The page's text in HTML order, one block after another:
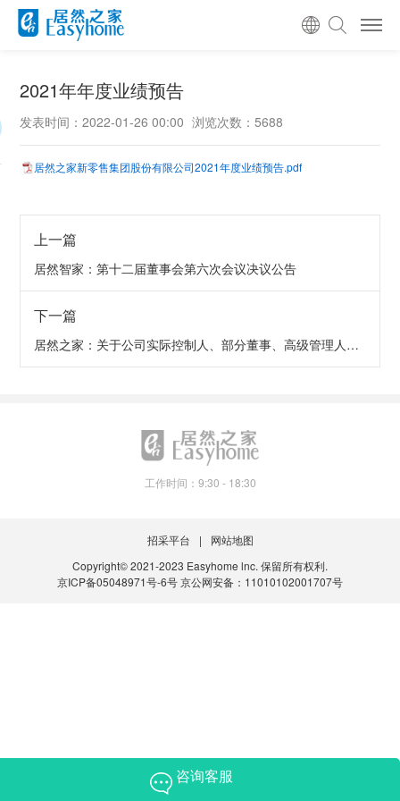
2021年年度业绩预告
发表时间：2022-01-26 00:00 浏览次数：5688
居然之家新零售集团股份有限公司2021年度业绩预告.pdf
上一篇
居然智家：第十二届董事会第六次会议决议公告
下一篇
居然之家：关于公司实际控制人、部分董事、高级管理人员增持公司股份计划实施完毕暨增持结果的公告
工作时间：9:30 - 18:30
招采平台
网站地图
Copyright© 2021-2023 Easyhome lnc. 保留所有权利.
京ICP备05048971号-6号京公网安备：11010102001707号
咨询客服